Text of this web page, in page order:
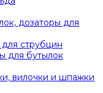
дозаторы для
струбцин
для бутылок
вилочки и шпажки